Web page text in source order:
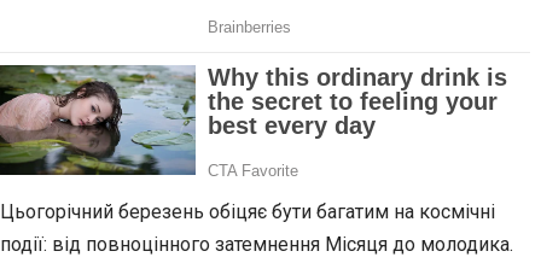
Цьогорічний березень обіцяє бути багатим на космічні
події: від повноцінного затемнення Місяця до молодика.